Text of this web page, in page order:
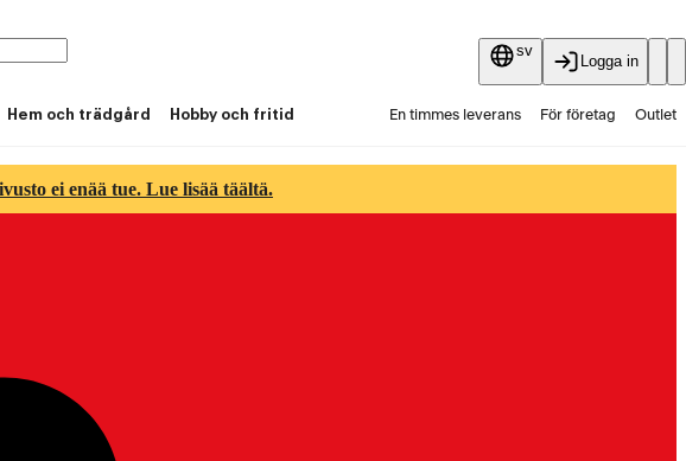
sv
Logga in
Hem och trädgård Hobby och fritid En timmes leverans För företag Outlet
ei enää tue. Lue lisää täältä.